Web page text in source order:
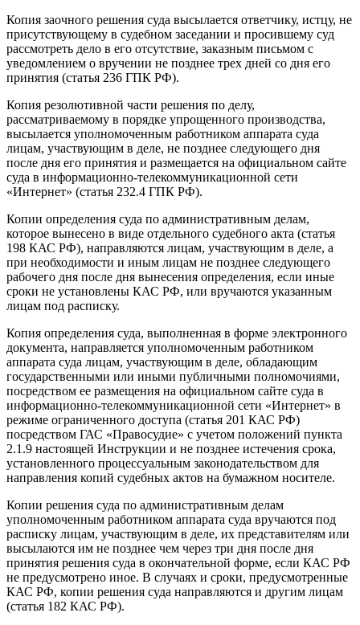
Копия заочного решения суда высылается ответчику, истцу, не
присутствующему в судебном заседании и просившему суд
рассмотреть дело в его отсутствие, заказным письмом с
уведомлением о вручении не позднее трех дней со дня его
принятия (статья 236 ГПК РФ).
Копия резолютивной части решения по делу,
рассматриваемому в порядке упрощенного производства,
высылается уполномоченным работником аппарата суда
лицам, участвующим в деле, не позднее следующего дня
после дня его принятия и размещается на официальном сайте
суда в информационно-телекоммуникационной сети
«Интернет» (статья 232.4 ГПК РФ).
Копии определения суда по административным делам,
которое вынесено в виде отдельного судебного акта (статья
198 КАС РФ), направляются лицам, участвующим в деле, а
при необходимости и иным лицам не позднее следующего
рабочего дня после дня вынесения определения, если иные
сроки не установлены КАС РФ, или вручаются указанным
лицам под расписку.
Копия определения суда, выполненная в форме электронного
документа, направляется уполномоченным работником
аппарата суда лицам, участвующим в деле, обладающим
государственными или иными публичными полномочиями,
посредством ее размещения на официальном сайте суда в
информационно-телекоммуникационной сети «Интернет» в
режиме ограниченного доступа (статья 201 КАС РФ)
посредством ГАС «Правосудие» с учетом положений пункта
2.1.9 настоящей Инструкции и не позднее истечения срока,
установленного процессуальным законодательством для
направления копий судебных актов на бумажном носителе.
Копии решения суда по административным делам
уполномоченным работником аппарата суда вручаются под
расписку лицам, участвующим в деле, их представителям или
высылаются им не позднее чем через три дня после дня
принятия решения суда в окончательной форме, если КАС РФ
не предусмотрено иное. В случаях и сроки, предусмотренные
КАС РФ, копии решения суда направляются и другим лицам
(статья 182 КАС РФ).